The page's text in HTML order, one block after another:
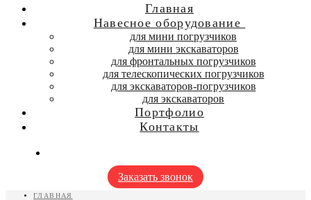
Главная
Навесное оборудование
для мини погрузчиков
для мини экскаваторов
для фронтальных погрузчиков
для телескопических погрузчиков
для экскаваторов-погрузчиков
для экскаваторов
Портфолио
Контакты
Заказать звонок
ГЛАВНАЯ